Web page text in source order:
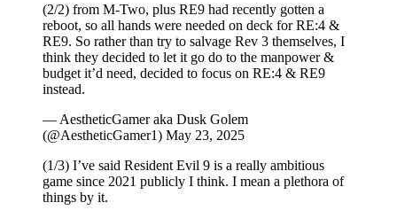
(2/2) from M-Two, plus RE9 had recently gotten a
reboot, so all hands were needed on deck for RE:4 &
RE9. So rather than try to salvage Rev 3 themselves, I
think they decided to let it go do to the manpower &
budget it’d need, decided to focus on RE:4 & RE9
instead.
— AestheticGamer aka Dusk Golem
(@AestheticGamer1) May 23, 2025
(1/3) I’ve said Resident Evil 9 is a really ambitious
game since 2021 publicly I think. I mean a plethora of
things by it.